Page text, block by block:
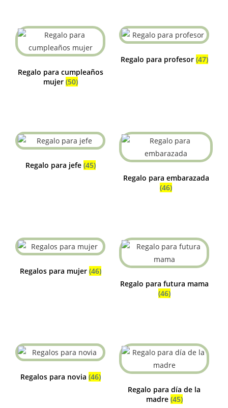
Regalo para cumpleaños
mujer (50)
Regalo para profesor (47)
Regalo para jefe (45)
Regalo para embarazada
(46)
Regalos para mujer (46)
Regalo para futura mama
(46)
Regalos para novia (46)
Regalo para día de la
madre (45)